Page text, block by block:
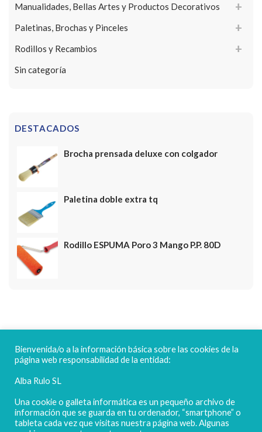
Manualidades, Bellas Artes y Productos Decorativos
Paletinas, Brochas y Pinceles
Rodillos y Recambios
Sin categoría
DESTACADOS
Brocha prensada deluxe con colgador
Paletina doble extra tq
Rodillo ESPUMA Poro 3 Mango P.P. 80D
FELICES FIESTAS
Bienvenida/o a la información básica sobre las cookies de la
página web responsabilidad de la entidad:
Alba Rulo SL
Una cookie o galleta informática es un pequeño archivo de
información que se guarda en tu ordenador, “smartphone” o
tableta cada vez que visitas nuestra página web. Algunas